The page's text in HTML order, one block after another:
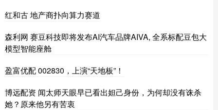
红和古 地产商扑向算力赛道
森利网 赛豆科技即将发布AI汽车品牌AIVA, 全系标配豆包大
模型智能座舱
盈富优配 002830，上演“天地板”！
博远配资 闻太师天眼早已看出妲己身份，为何却没有诛杀
她？原来他另有苦衷